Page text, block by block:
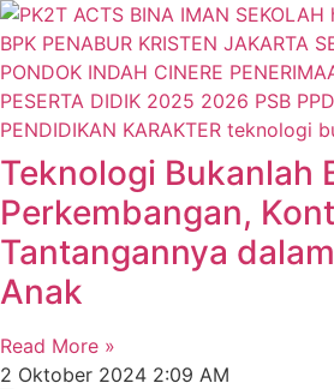
Teknologi Bukanlah
Perkembangan,
Tantangannya
Anak
Read More »
2 Oktober 2024 2:09 AM